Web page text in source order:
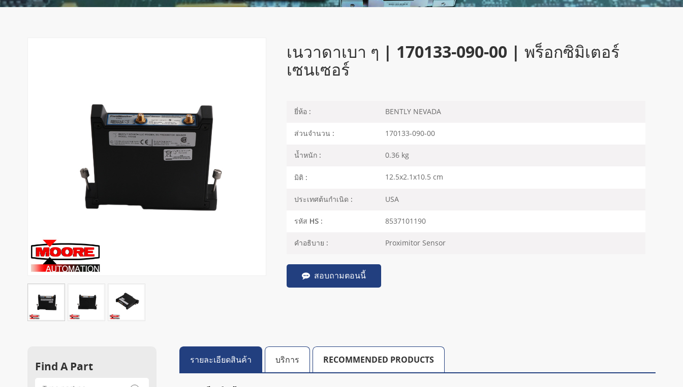
เนวาดาเบา ๆ | 170133-090-00 | พร็อกซิมิเตอร์
เซนเซอร์
ยี่ห้อ : BENTLY NEVADA
ส่วนจำนวน : 170133-090-00
น้ำหนัก : 0.36 kg
มิติ : 12.5x2.1x10.5 cm
ประเทศต้นกำเนิด : USA
รหัส HS : 8537101190
คำอธิบาย : Proximitor Sensor
สอบถามตอนนี้
รายละเอียดสินค้า บริการ RECOMMENDED PRODUCTS
Find A Part